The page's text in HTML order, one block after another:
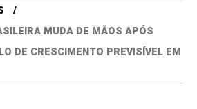
MUDA DE MÃOS APÓS
DE CRESCIMENTO PREVISÍVEL EM